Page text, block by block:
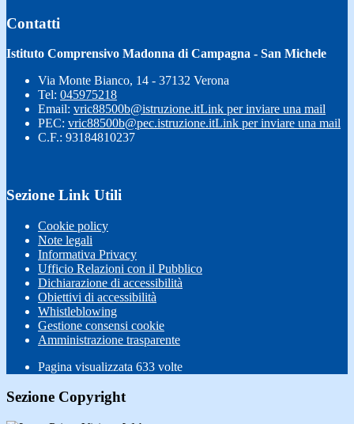
Contatti
Istituto Comprensivo Madonna di Campagna - San Michele
Via Monte Bianco, 14 - 37132 Verona
Tel: 045975218
Email: vric88500b@istruzione.itLink per inviare una mail
PEC: vric88500b@pec.istruzione.itLink per inviare una mail
C.F.: 93184810237
Sezione Link Utili
Cookie policy
Note legali
Informativa Privacy
Ufficio Relazioni con il Pubblico
Dichiarazione di accessibilità
Obiettivi di accessibilità
Whistleblowing
Gestione consensi cookie
Amministrazione trasparente
Pagina visualizzata 633 volte
Sezione Copyright